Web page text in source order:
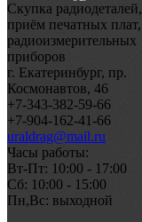
Скупка радиодеталей,
приём печатных плат,
радиоизмерительных
приборов
г. Екатеринбург, пр.
Космонавтов, 46
+7-343-382-59-66
+7-904-162-41-66
uraldrag@mail.ru
Часы работы:
Вт-Пт: 10:00 - 17:00
Сб: 10:00 - 15:00
Пн,Вс: выходной